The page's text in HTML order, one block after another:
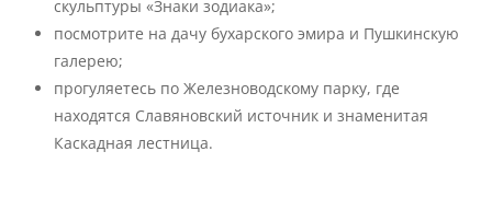
скульптуры «Знаки зодиака»;
посмотрите на дачу бухарского эмира и Пушкинскую
галерею;
прогуляетесь по Железноводскому парку, где
находятся Славяновский источник и знаменитая
Каскадная лестница.